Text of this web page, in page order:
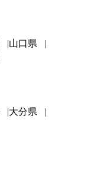
山口県
大分県